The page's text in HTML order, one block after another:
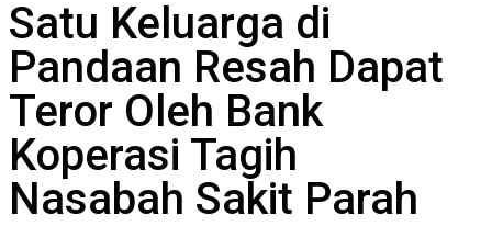
Satu Keluarga di
Pandaan Resah Dapat
Teror Oleh Bank
Koperasi Tagih
Nasabah Sakit Parah